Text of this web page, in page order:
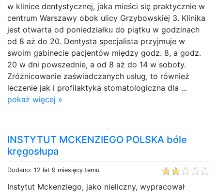
w klinice dentystycznej, jaka mieści się praktycznie w
centrum Warszawy obok ulicy Grzybowskiej 3. Klinika
jest otwarta od poniedziałku do piątku w godzinach
od 8 aż do 20. Dentysta specjalista przyjmuje w
swoim gabinecie pacjentów między godz. 8, a godz.
20 w dni powszednie, a od 8 aż do 14 w soboty.
Zróżnicowanie zaświadczanych usług, to również
leczenie jak i profilaktyka stomatologiczna dla ...
pokaż więcej »
INSTYTUT MCKENZIEGO POLSKA bóle
kręgosłupa
Dodano: 12 lat 9 miesięcy temu
Instytut Mckenziego, jako nieliczny, wypracował